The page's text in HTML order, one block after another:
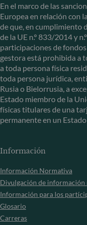
En el marco de las
Europea en relación con
de que, en cumplimiento
de la UE n.º 833/2014 y
participaciones de
gestora está prohibida a
a toda persona física
toda persona jurídica,
Rusia o Bielorrusia, a
Estado miembro de la
físicas titulares de una
permanente en un
Información
Información Normativa
Divulgación de información
Información para los
Glosario
Carreras